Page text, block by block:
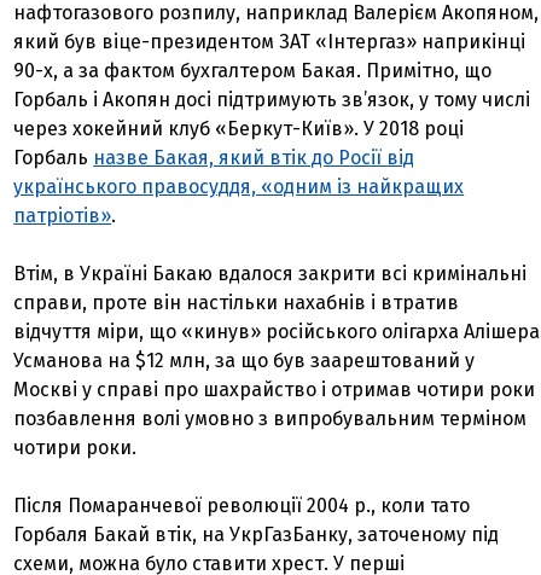
нафтогазового розпилу, наприклад Валерієм Акопяном,
який був віце-президентом ЗАТ «Інтергаз» наприкінці
90-х, а за фактом бухгалтером Бакая. Примітно, що
Горбаль і Акопян досі підтримують зв’язок, у тому числі
через хокейний клуб «Беркут-Київ». У 2018 році
Горбаль назве Бакая, який втік до Росії від
українського правосуддя, «одним із найкращих
патріотів».
Втім, в Україні Бакаю вдалося закрити всі кримінальні
справи, проте він настільки нахабнів і втратив
відчуття міри, що «кинув» російського олігарха Алішера
Усманова на $12 млн, за що був заарештований у
Москві у справі про шахрайство і отримав чотири роки
позбавлення волі умовно з випробувальним терміном
чотири роки.
Після Помаранчевої революції 2004 р., коли тато
Горбаля Бакай втік, на УкрГазБанку, заточеному під
схеми, можна було ставити хрест. У перші